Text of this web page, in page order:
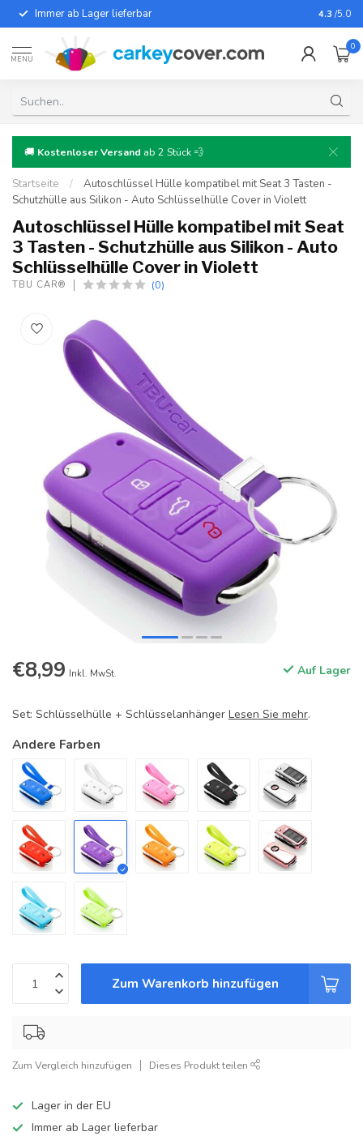
Immer ab Lager lieferbar Für fast
4.3 /5.0
MENU
0
🚚 Kostenloser Versand ab 2 Stück 💨
Startseite /
Autoschlüssel Hülle kompatibel mit Seat 3 Tasten -
Schutzhülle aus Silikon - Auto Schlüsselhülle Cover in Violett
Autoschlüssel Hülle kompatibel mit Seat
3 Tasten - Schutzhülle aus Silikon - Auto
Schlüsselhülle Cover in Violett
TBU CAR® (0)
€8,99 Inkl. MwSt. Auf Lager
Set: Schlüsselhülle + Schlüsselanhänger Lesen Sie mehr.
Andere Farben
Zum Warenkorb hinzufügen
Zum Vergleich hinzufügen Dieses Produkt teilen
Lager in der EU
Immer ab Lager lieferbar